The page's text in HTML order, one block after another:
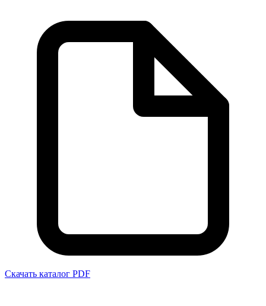
Скачать каталог PDF